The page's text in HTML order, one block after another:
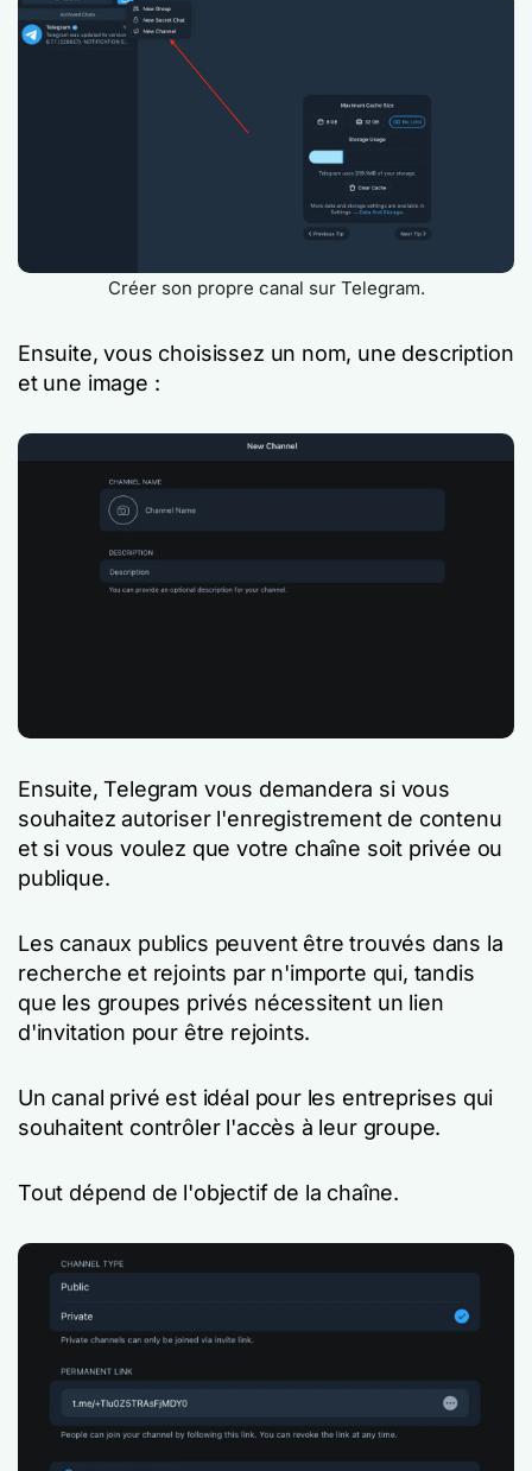
Créer son propre canal sur Telegram.
Ensuite, vous choisissez un nom, une description
et une image :
Ensuite, Telegram vous demandera si vous
souhaitez autoriser l'enregistrement de contenu
et si vous voulez que votre chaîne soit privée ou
publique.
Les canaux publics peuvent être trouvés dans la
recherche et rejoints par n'importe qui, tandis
que les groupes privés nécessitent un lien
d'invitation pour être rejoints.
Un canal privé est idéal pour les entreprises qui
souhaitent contrôler l'accès à leur groupe.
Tout dépend de l'objectif de la chaîne.